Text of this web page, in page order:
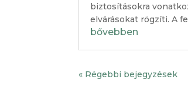
biztosításokra
elvárásokat rögzíti. A
bővebben
« Régebbi bejegyzések